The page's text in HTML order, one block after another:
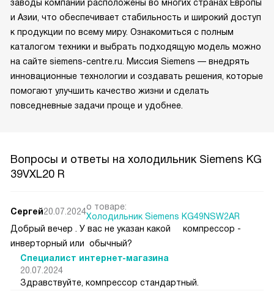
заводы компании расположены во многих странах Европы
и Азии, что обеспечивает стабильность и широкий доступ
к продукции по всему миру. Ознакомиться с полным
каталогом техники и выбрать подходящую модель можно
на сайте siemens-centre.ru. Миссия Siemens — внедрять
инновационные технологии и создавать решения, которые
помогают улучшить качество жизни и сделать
повседневные задачи проще и удобнее.
Вопросы и ответы на холодильник Siemens KG
39VXL20 R
Сергей20.07.2024о товаре:
Холодильник Siemens KG49NSW2AR
Добрый вечер . У вас не указан какой компрессор -
инверторный или обычный?
Специалист интернет-магазина
20.07.2024
Здравствуйте, компрессор стандартный.